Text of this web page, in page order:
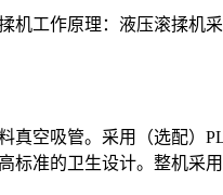
机工作原理：液压滚揉机
真空吸管。采用（选配）
标准的卫生设计。整机采用